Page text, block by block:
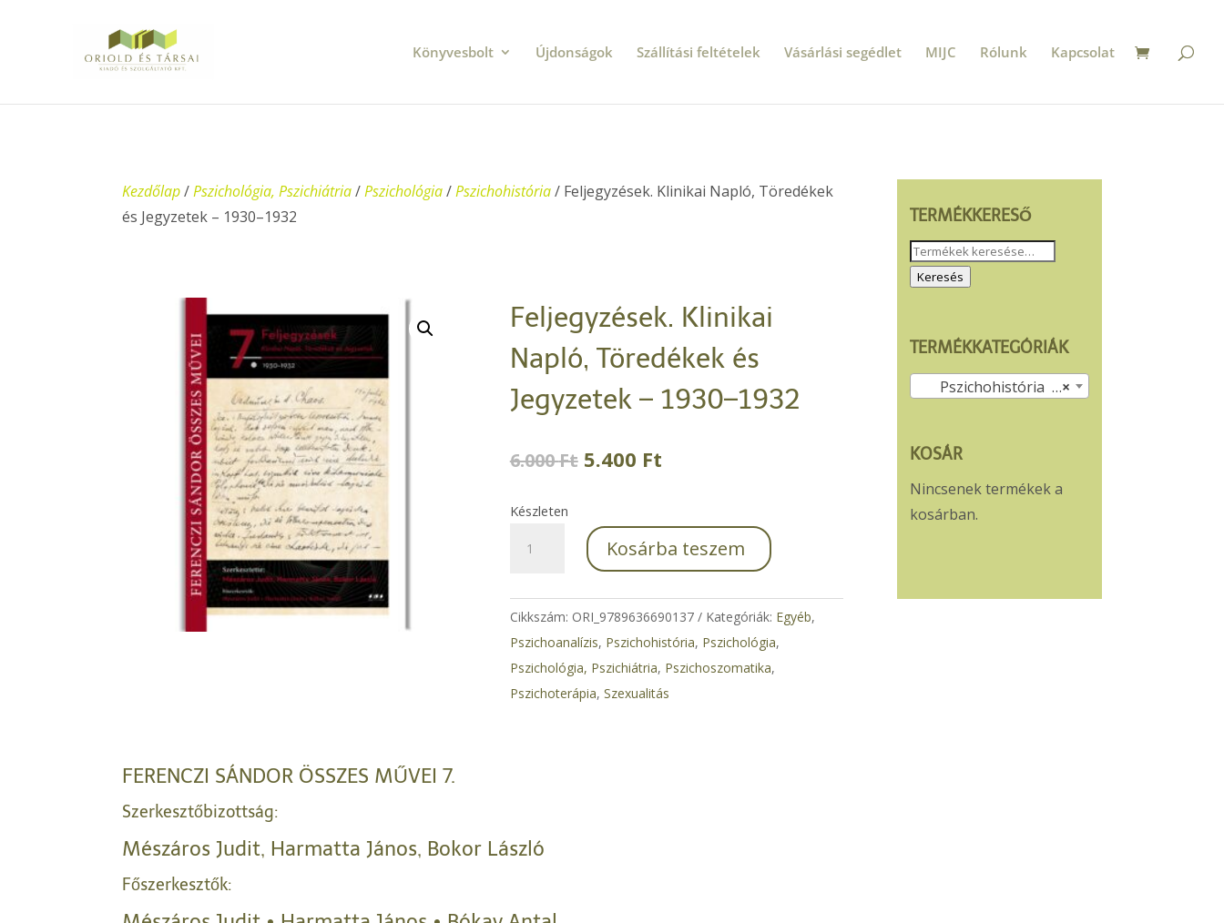
Könyvesbolt Újdonságok Szállítási feltételek Vásárlási segédlet MIJC Rólunk Kapcsolat
Kezdőlap/Pszichológia, Pszichiátria/Pszichológia/Pszichohistória/ Feljegyzések. Klinikai Napló, Töredékek
és Jegyzetek – 1930–1932
Feljegyzések. Klinikai
Napló, Töredékek és
Jegyzetek – 1930–1932
6.000Ft Original
6.000 Ft.
5.400 FtCurrent
5.400 Ft.
Készleten
Feljegyzések.
Töredékek
és
Jegyzetek
–
Kosárba teszem
Cikkszám: ORI_9789636690137 Kategóriák: Egyéb,
Pszichoanalízis, Pszichohistória, Pszichológia,
Pszichológia, Pszichiátria, Pszichoszomatika,
Pszichoterápia, Szexualitás
FERENCZI SÁNDOR ÖSSZES MŰVEI 7.
Szerkesztőbizottság:
Mészáros Judit, Harmatta János, Bokor László
Főszerkesztők:
TERMÉKKERESŐ
Keresés
a Keresés
TERMÉKKATEGÓRIÁK
×
Pszichohistória (31)
KOSÁR
Nincsenek termékek a
kosárban.